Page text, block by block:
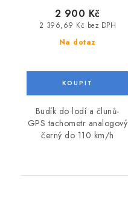
Na dotaz
2 396,69 Kč bez DPH
2 900 Kč
Budík do lodí a člunů-
GPS tachometr analogový
černý do 110 km/h